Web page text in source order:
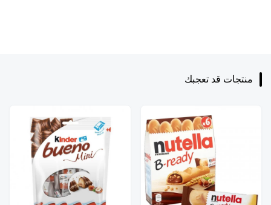
منتجات قد تعجبك